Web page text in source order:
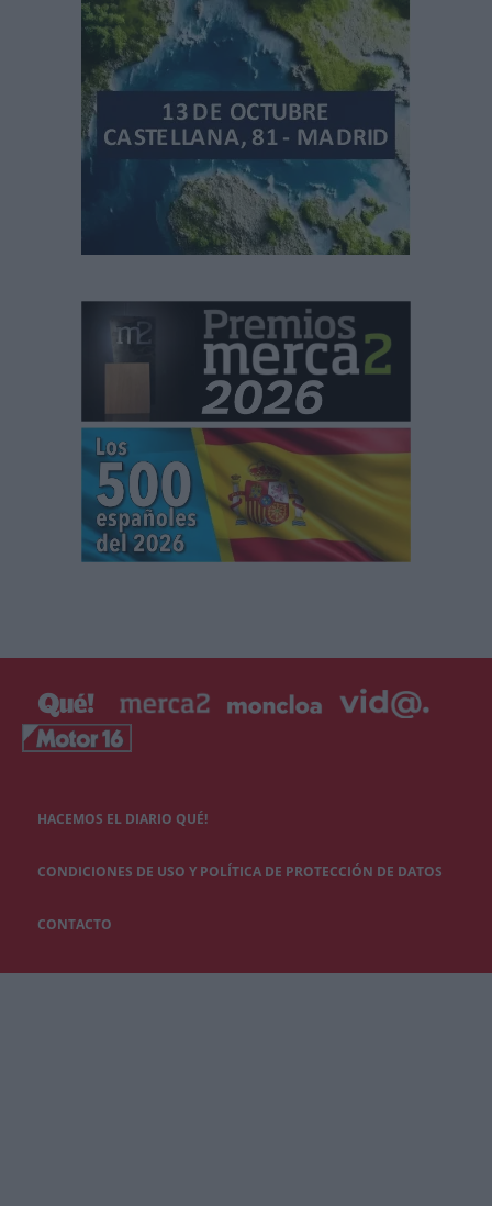
HACEMOS EL DIARIO QUÉ!
CONDICIONES DE USO Y POLÍTICA DE PROTECCIÓN DE DATOS
CONTACTO